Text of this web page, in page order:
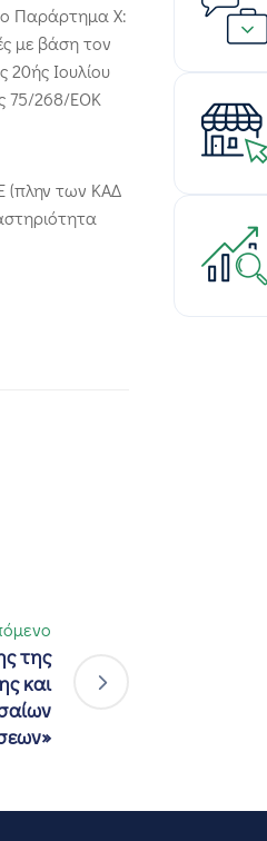
Παράρτημα Χ:
με βάση τον
20ής Ιουλίου
75/268/ΕΟΚ
(πλην των ΚΑΔ
της
και